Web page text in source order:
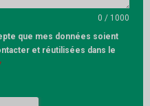
0 / 1000
que mes données soient
et réutilisées dans le